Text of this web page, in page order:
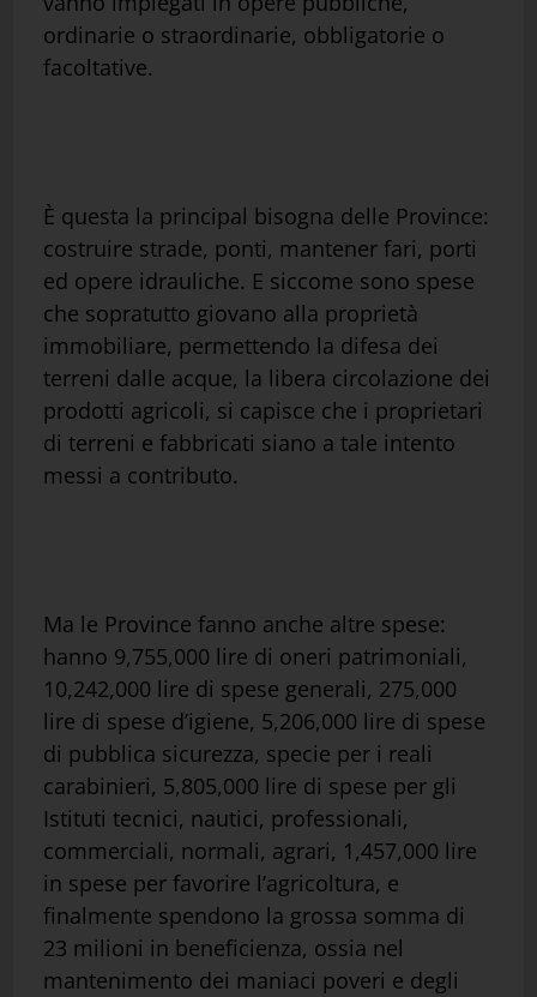
ordinarie o straordinarie, obbligatorie o
facoltative.
È questa la principal bisogna delle Province:
costruire strade, ponti, mantener fari, porti
ed opere idrauliche. E siccome sono spese
che sopratutto giovano alla proprietà
immobiliare, permettendo la difesa dei
terreni dalle acque, la libera circolazione dei
prodotti agricoli, si capisce che i proprietari
di terreni e fabbricati siano a tale intento
messi a contributo.
Ma le Province fanno anche altre spese:
hanno 9,755,000 lire di oneri patrimoniali,
10,242,000 lire di spese generali, 275,000
lire di spese d’igiene, 5,206,000 lire di spese
di pubblica sicurezza, specie per i reali
carabinieri, 5,805,000 lire di spese per gli
Istituti tecnici, nautici, professionali,
commerciali, normali, agrari, 1,457,000 lire
in spese per favorire l’agricoltura, e
finalmente spendono la grossa somma di
23 milioni in beneficienza, ossia nel
mantenimento dei maniaci poveri e degli